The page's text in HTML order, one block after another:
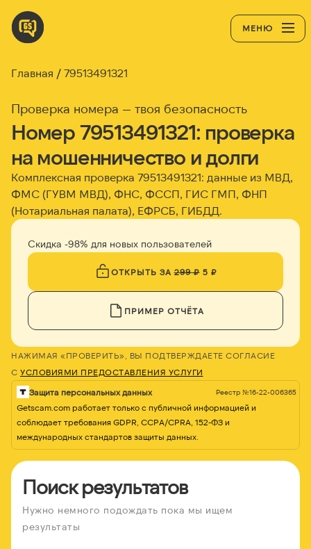
МЕНЮ
Главная 79513491321
Проверка номера — твоя безопасность
Номер 79513491321: проверка
на мошенничество и долги
Комплексная проверка 79513491321: данные из МВД,
ФМС (ГУВМ МВД), ФНС, ФССП, ГИС ГМП, ФНП
(Нотариальная палата), ЕФРСБ, ГИБДД.
Скидка -98% для новых пользователей
ОТКРЫТЬ ЗА299 ₽5 ₽
ПРИМЕР ОТЧЁТА
НАЖИМАЯ «ПРОВЕРИТЬ», ВЫ ПОДТВЕРЖДАЕТЕ СОГЛАСИЕ
С УСЛОВИЯМИ ПРЕДОСТАВЛЕНИЯ УСЛУГИ
Защита персональных данных Реестр №16-22-006365
Getscam.com работает только с публичной информацией и
соблюдает требования GDPR, CCPA/CPRA, 152-ФЗ и
международных стандартов защиты данных.
Поиск результатов
Нужно немного подождать пока мы ищем
результаты